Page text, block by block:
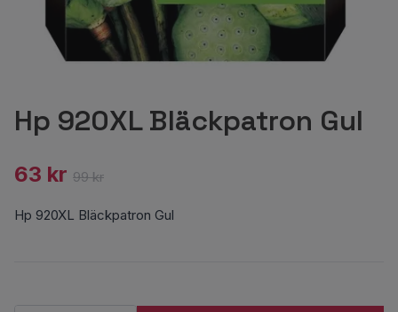
Hp 920XL Bläckpatron Gul
63 kr 99 kr
Hp 920XL Bläckpatron Gul